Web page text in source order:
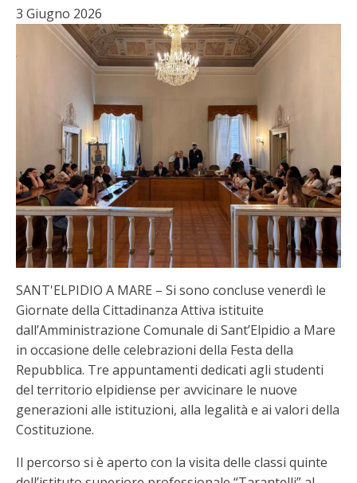
3 Giugno 2026
SANT'ELPIDIO A MARE – Si sono concluse venerdì le
Giornate della Cittadinanza Attiva istituite
dall’Amministrazione Comunale di Sant’Elpidio a Mare
in occasione delle celebrazioni della Festa della
Repubblica. Tre appuntamenti dedicati agli studenti
del territorio elpidiense per avvicinare le nuove
generazioni alle istituzioni, alla legalità e ai valori della
Costituzione.
Il percorso si è aperto con la visita delle classi quinte